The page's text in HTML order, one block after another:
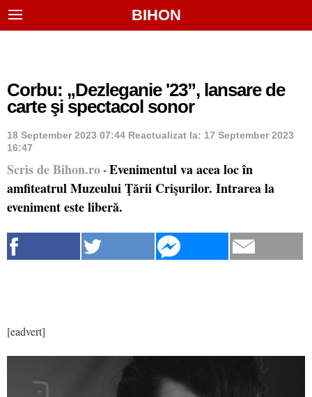
BIHON
Corbu: „Dezleganie '23”, lansare de
carte şi spectacol sonor
18 September 2023 07:44 Reactualizat la: 17 September 2023
16:47
Scris de Bihon.ro - Evenimentul va acea loc în
amfiteatrul Muzeului Ţării Crişurilor. Intrarea la
eveniment este liberă.
[eadvert]